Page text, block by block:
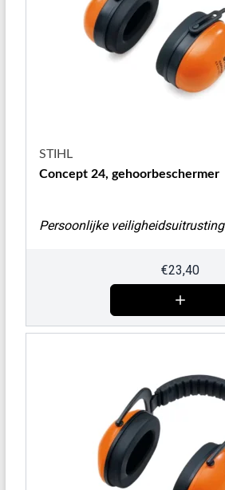
STIHL
Concept 24, gehoorbeschermer
Persoonlijke veiligheidsuitrusting
€23,40